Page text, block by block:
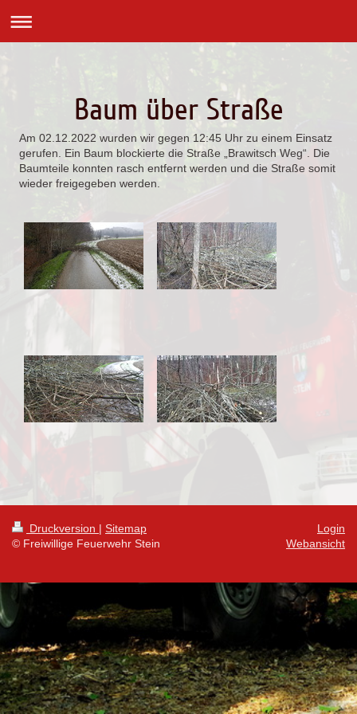
Baum über Straße
Am 02.12.2022 wurden wir gegen 12:45 Uhr zu einem Einsatz
gerufen. Ein Baum blockierte die Straße „Brawitsch Weg“. Die
Baumteile konnten rasch entfernt werden und die Straße somit
wieder freigegeben werden.
Druckversion | Sitemap
© Freiwillige Feuerwehr Stein
Login
Webansicht